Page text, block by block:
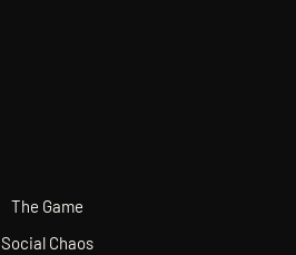
The Game
Social Chaos